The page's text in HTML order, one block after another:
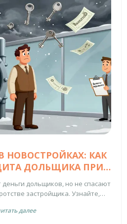
НОВОСТРОЙКАХ: КАК
ДОЛЬЩИКА ПРИ
дольщиков, но не спасают
застройщика. Узнайте,
этой ловушки.
далее